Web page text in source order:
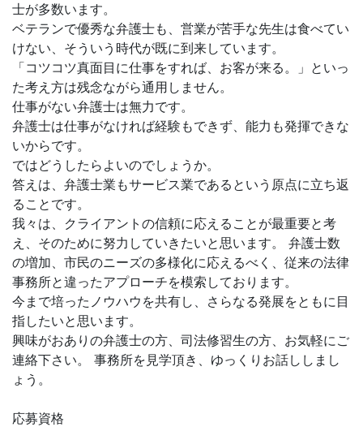
士が多数います。
ベテランで優秀な弁護士も、営業が苦手な先生は食べてい
けない、そういう時代が既に到来しています。
「コツコツ真面目に仕事をすれば、お客が来る。」といっ
た考え方は残念ながら通用しません。
仕事がない弁護士は無力です。
弁護士は仕事がなければ経験もできず、能力も発揮できな
いからです。
ではどうしたらよいのでしょうか。
答えは、弁護士業もサービス業であるという原点に立ち返
ることです。
我々は、クライアントの信頼に応えることが最重要と考
え、そのために努力していきたいと思います。 弁護士数
の増加、市民のニーズの多様化に応えるべく、従来の法律
事務所と違ったアプローチを模索しております。
今まで培ったノウハウを共有し、さらなる発展をともに目
指したいと思います。
興味がおありの弁護士の方、司法修習生の方、お気軽にご
連絡下さい。 事務所を見学頂き、ゆっくりお話ししまし
ょう。
応募資格